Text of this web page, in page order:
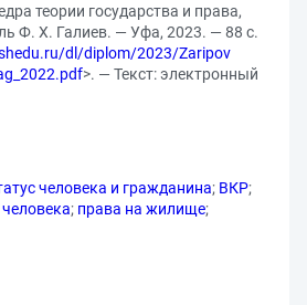
теории государства и права,
Ф. Х. Галиев. — Уфа, 2023. — 88 с.
dl/diplom/2023/Zaripov
>. — Текст: электронный
человека и гражданина; ВКР;
; права на жилище;